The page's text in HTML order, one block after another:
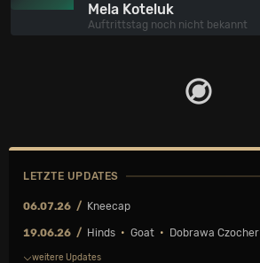
Mela Koteluk
Auftrittstag noch nicht bekannt
LETZTE UPDATES
06.07.26 Kneecap
19.06.26 Hinds • Goat • Dobrawa Czocher
weitere Updates